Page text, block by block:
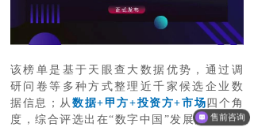
该榜单是基于天眼查大数据优势，通过调
研问卷等多种方式整理近千家候选企业数
据信息；从数据+甲方+投资方+市场 四个角
度，综合评选出在“数字中国”发展大潮中守
售前咨询